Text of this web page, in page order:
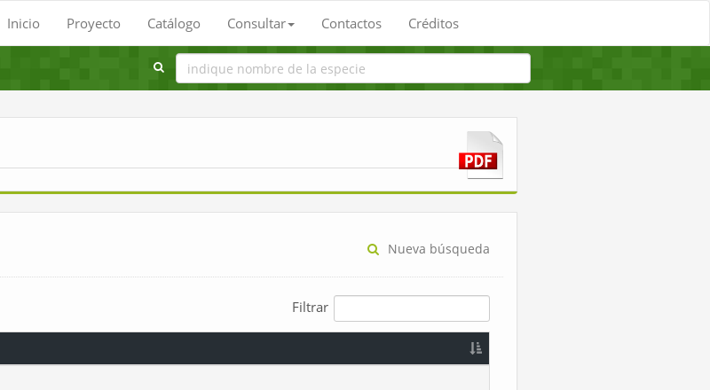
Inicio Proyecto Catálogo Consultar Contactos Créditos
Nueva búsqueda
Filtrar